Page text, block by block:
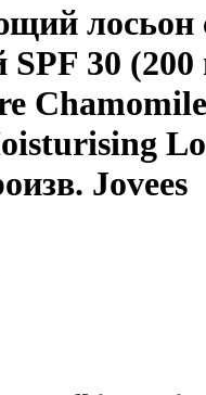
лосьон
30 (200
Chamomile
Jovees